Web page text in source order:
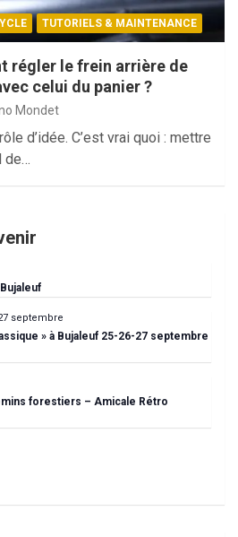
TUTORIELS & MAINTENANCE
régler le frein arrière de
celui du panier ?
Mondet
d’idée. C’est vrai quoi : mettre
de…
septembre
» à Bujaleuf 25-26-27 septembre
forestiers – Amicale Rétro